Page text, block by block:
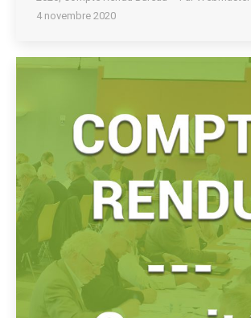
4 novembre 2020